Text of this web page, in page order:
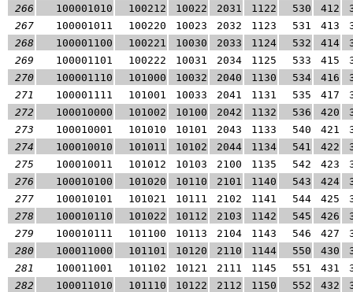
266
100001010 100212 10022 2031 1122 530 412
267
100001011 100220 10023 2032 1123 531 413
268
100001100 100221 10030 2033 1124 532 414
269
100001101 100222 10031 2034 1125 533 415
270
100001110 101000 10032 2040 1130 534 416
271
100001111 101001 10033 2041 1131 535 417
272
100010000 101002 10100 2042 1132 536 420
273
100010001 101010 10101 2043 1133 540 421
274
100010010 101011 10102 2044 1134 541 422
275
100010011 101012 10103 2100 1135 542 423
276
100010100 101020 10110 2101 1140 543 424
277
100010101 101021 10111 2102 1141 544 425
278
100010110 101022 10112 2103 1142 545 426
279
100010111 101100 10113 2104 1143 546 427
280
100011000 101101 10120 2110 1144 550 430
281
100011001 101102 10121 2111 1145 551 431
282
100011010 101110 10122 2112 1150 552 432